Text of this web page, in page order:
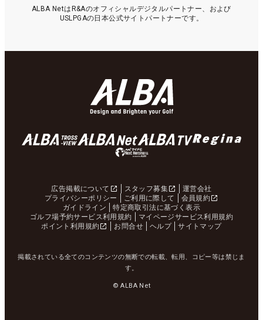
ALBA NetはR&Aのオフィシャルデジタルパートナー、および
USLPGAの日本公式サイトパートナーです。
広告掲載について スタッフ募集
運営会社
プライバシーポリシー
ご利用に際して
会員規約
ガイドライン
特定商取引法に基づく表示
ゴルフ場予約サービス利用規約
マイページサービス利用規約
ポイント利用規約
お問合せ ヘルプ サイトマップ
掲載されている全てのコンテンツの無断での転載、転用、コピー等は禁じま
す。
© ALBA Net